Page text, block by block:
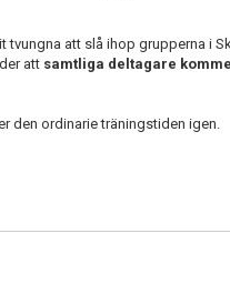
tvungna att slå ihop grupperna i
att samtliga deltagare
den ordinarie träningstiden igen.